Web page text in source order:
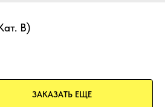
В)
ЗАКАЗАТЬ ЕЩЕ